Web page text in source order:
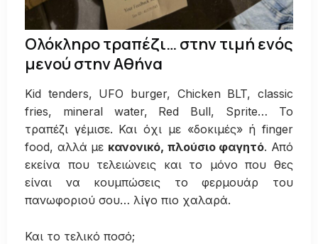
Ολόκληρο τραπέζι… στην τιμή ενός
μενού στην Αθήνα
Kid tenders, UFO burger, Chicken BLT, classic
fries, mineral water, Red Bull, Sprite… Το
τραπέζι γέμισε. Και όχι με «δοκιμές» ή finger
food, αλλά με κανονικό, πλούσιο φαγητό. Από
εκείνα που τελειώνεις και το μόνο που θες
είναι να κουμπώσεις το φερμουάρ του
πανωφοριού σου… λίγο πιο χαλαρά.
Και το τελικό ποσό;